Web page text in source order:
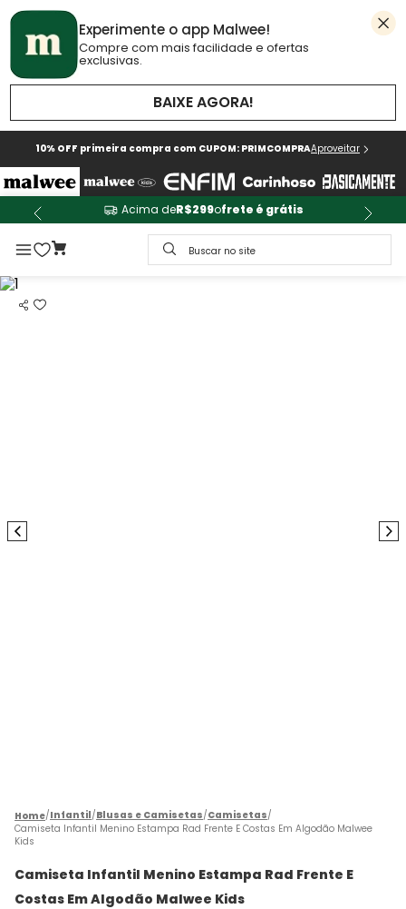
Experimente o app Malwee!
Compre com mais facilidade e ofertas
exclusivas.
BAIXE AGORA!
10% OFF primeira compra com CUPOM: PRIMCOMPRAAproveitar
Acima deR$299ofrete é grátis
Buscar no site
Infantil Blusas e Camisetas Camisetas
Camiseta Infantil Menino Estampa Rad Frente E Costas Em Algodão Malwee
Kids
Camiseta Infantil Menino Estampa Rad Frente E
Costas Em Algodão Malwee Kids